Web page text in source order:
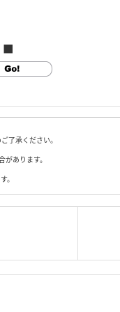
■
了承ください。
あります。
。